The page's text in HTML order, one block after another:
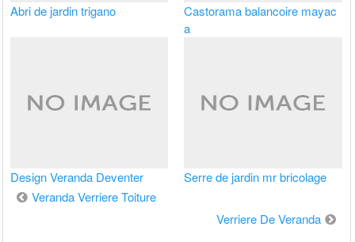
Abri de jardin trigano
Castorama balancoire mayac
a
Design Veranda Deventer Serre de jardin mr bricolage
Navigation
Veranda Verriere Toiture
Verriere De Veranda